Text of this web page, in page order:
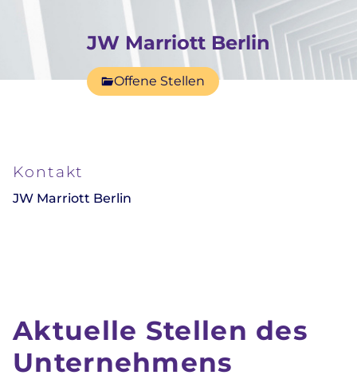
JW Marriott Berlin
Offene Stellen
Kontakt
JW Marriott Berlin
Aktuelle Stellen des
Unternehmens